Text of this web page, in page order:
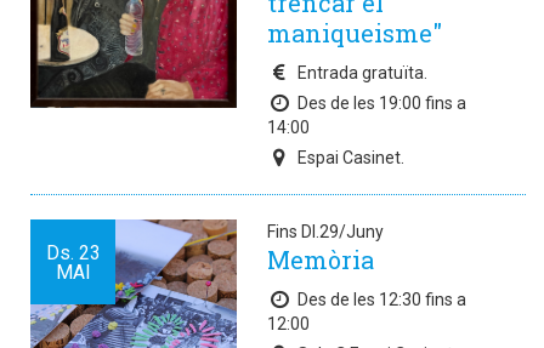
maniqueisme"
Entrada gratuïta.
Des de les 19:00 fins a
14:00
Espai Casinet.
Ds. 23
MAI
Fins Dl.29/Juny
Memòria
Des de les 12:30 fins a
12:00